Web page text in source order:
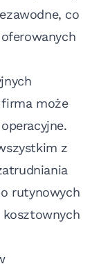
co
może
z
rutynowych
kosztownych